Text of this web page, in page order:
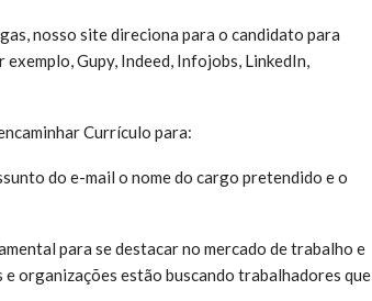
nosso site direciona para o candidato para
Gupy, Indeed, Infojobs, LinkedIn,
Currículo para:
do e-mail o nome do cargo pretendido e o
para se destacar no mercado de trabalho e
organizações estão buscando trabalhadores que